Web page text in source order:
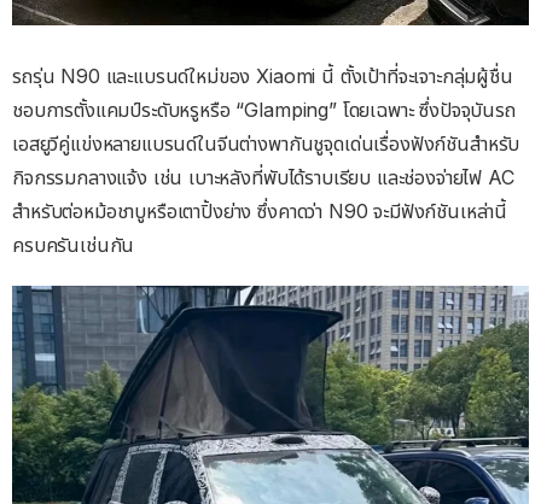
รถรุ่น N90 และแบรนด์ใหม่ของ Xiaomi นี้ ตั้งเป้าที่จะเจาะกลุ่มผู้ชื่น
ชอบการตั้งแคมป์ระดับหรูหรือ “Glamping” โดยเฉพาะ ซึ่งปัจจุบันรถ
เอสยูวีคู่แข่งหลายแบรนด์ในจีนต่างพากันชูจุดเด่นเรื่องฟังก์ชันสำหรับ
กิจกรรมกลางแจ้ง เช่น เบาะหลังที่พับได้ราบเรียบ และช่องจ่ายไฟ AC
สำหรับต่อหม้อชาบูหรือเตาปิ้งย่าง ซึ่งคาดว่า N90 จะมีฟังก์ชันเหล่านี้
ครบครันเช่นกัน